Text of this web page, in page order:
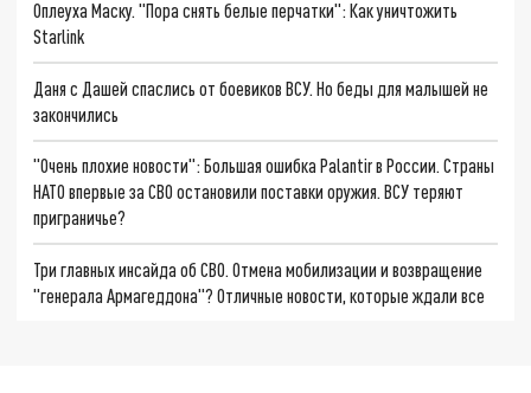
Оплеуха Маску. "Пора снять белые перчатки": Как уничтожить
Starlink
Даня с Дашей спаслись от боевиков ВСУ. Но беды для малышей не
закончились
"Очень плохие новости": Большая ошибка Palantir в России. Страны
НАТО впервые за СВО остановили поставки оружия. ВСУ теряют
приграничье?
Три главных инсайда об СВО. Отмена мобилизации и возвращение
"генерала Армагеддона"? Отличные новости, которые ждали все